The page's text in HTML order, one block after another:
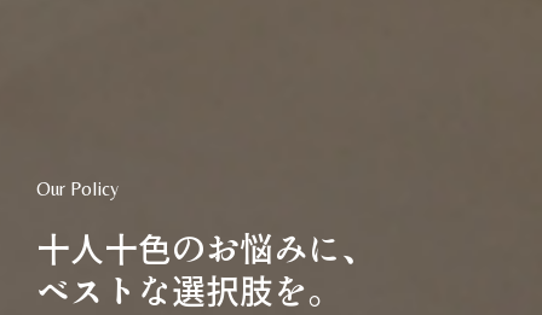
Our Policy
十人十色のお悩みに、
ベストな選択肢を。